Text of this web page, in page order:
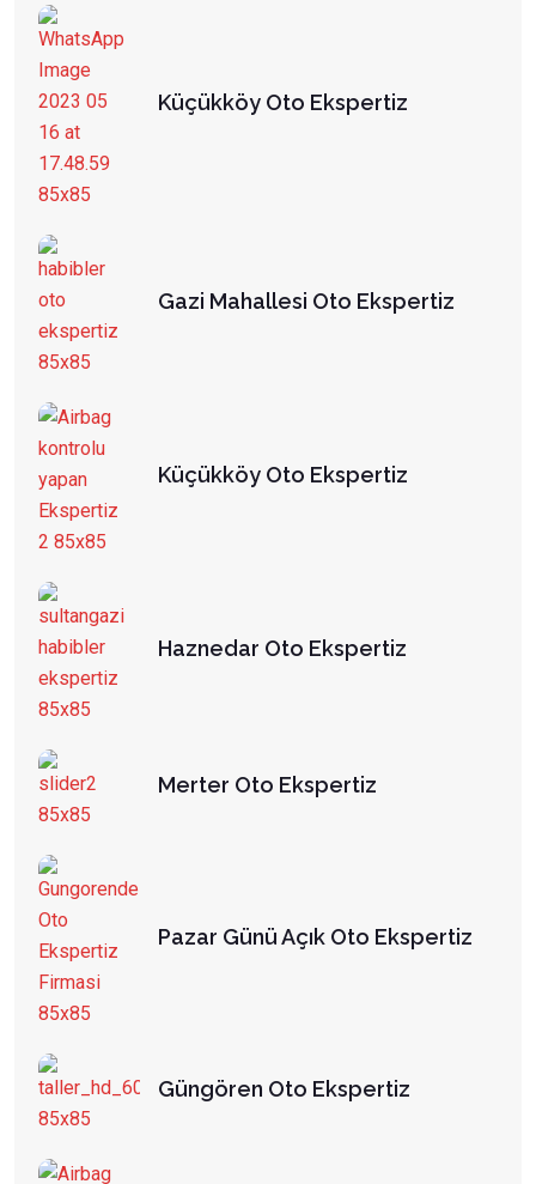
Küçükköy Oto Ekspertiz
Gazi Mahallesi Oto Ekspertiz
Küçükköy Oto Ekspertiz
Haznedar Oto Ekspertiz
Merter Oto Ekspertiz
Pazar Günü Açık Oto Ekspertiz
Güngören Oto Ekspertiz